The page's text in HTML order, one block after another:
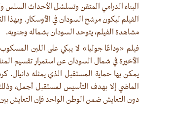
البناء الدرامي المتقن وتسلسُل الأحداث السلس
الفيلم ليكون مرشح السودان في الأوسكار. وبهذا
مشاهدة الفيلم، يتوحد السودان بشماله وجنوبه.
فيلم «وداعًا جوليا» لا يبكي على اللبن
الأخيرة في شمال السودان عن استمرار تقسيم
يمكن بها حماية المستقبل الذي يمثله دانيال.
الماضي إلا بهدف التأسيس لمستقبل أجمل،
دون التعايش ضمن الوطن الواحد فإن التعايش